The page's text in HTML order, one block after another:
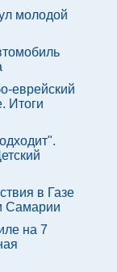
молодой
еврейский
Итоги
в Газе
Самарии
на 7